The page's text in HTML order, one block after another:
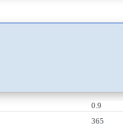
0.9
365